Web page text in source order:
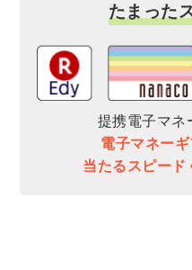
たまった
提携電子マネ
電子マネー
当たるスピード